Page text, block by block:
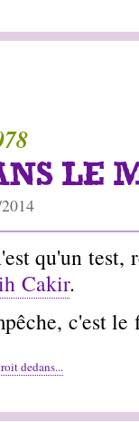
LE
qu'un test,
Cakir.
c'est
dedans...